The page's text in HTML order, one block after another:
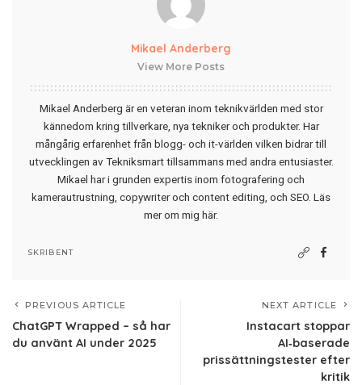
Mikael Anderberg
View More Posts
Mikael Anderberg är en veteran inom teknikvärlden med stor
kännedom kring tillverkare, nya tekniker och produkter. Har
mångårig erfarenhet från blogg- och it-världen vilken bidrar till
utvecklingen av Tekniksmart tillsammans med andra entusiaster.
Mikael har i grunden expertis inom fotografering och
kamerautrustning, copywriter och content editing, och SEO. Läs
mer om mig här.
SKRIBENT
PREVIOUS ARTICLE
ChatGPT Wrapped – så har
du använt AI under 2025
NEXT ARTICLE
Instacart stoppar
AI‑baserade
prissättningstester efter
kritik